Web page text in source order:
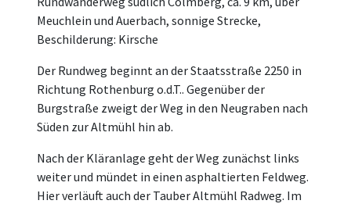
Meuchlein und Auerbach, sonnige Strecke,
Beschilderung: Kirsche
Der Rundweg beginnt an der Staatsstraße 2250 in
Richtung Rothenburg o.d.T.. Gegenüber der
Burgstraße zweigt der Weg in den Neugraben nach
Süden zur Altmühl hin ab.
Nach der Kläranlage geht der Weg zunächst links
weiter und mündet in einen asphaltierten Feldweg.
Hier verläuft auch der Tauber Altmühl Radweg. Im